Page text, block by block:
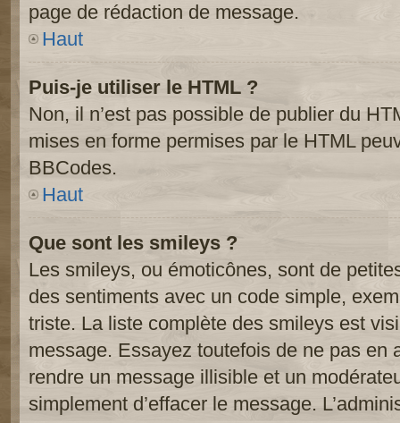
page de rédaction de message.
Haut
Puis-je utiliser le HTML ?
Non, il n’est pas possible de publier du
mises en forme permises par le HTML
BBCodes.
Haut
Que sont les smileys ?
Les smileys, ou émoticônes, sont de
des sentiments avec un code simple,
triste. La liste complète des smileys est
message. Essayez toutefois de ne pas en
rendre un message illisible et un
simplement d’effacer le message.